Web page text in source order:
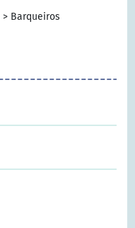
> Barqueiros